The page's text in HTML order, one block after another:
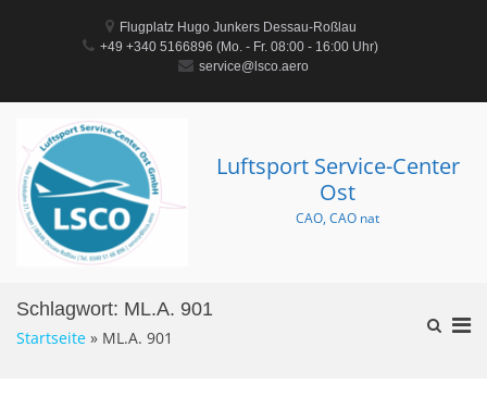
Flugplatz Hugo Junkers Dessau-Roßlau
+49 +340 5166896‬ (Mo. - Fr. 08:00 - 16:00 Uhr)
service@lsco.aero
Luftsport Service-Center
Ost
CAO, CAO nat
Such-
Schlagwort: ML.A. 901
Startseite » ML.A. 901